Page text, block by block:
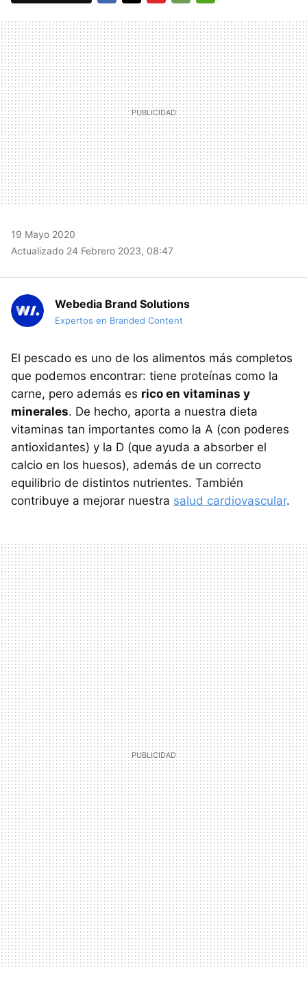
MAIL
19 Mayo 2020
Actualizado 24 Febrero 2023, 08:47
Webedia Brand Solutions
Expertos en Branded Content
El pescado es uno de los alimentos más completos
que podemos encontrar: tiene proteínas como la
carne, pero además es rico en vitaminas y
minerales. De hecho, aporta a nuestra dieta
vitaminas tan importantes como la A (con poderes
antioxidantes) y la D (que ayuda a absorber el
calcio en los huesos), además de un correcto
equilibrio de distintos nutrientes. También
contribuye a mejorar nuestra salud cardiovascular.